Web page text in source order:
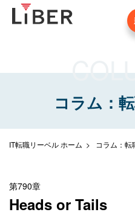
コラム：
IT転職リーベル ホーム コラム：転
第790章
Heads or Tails